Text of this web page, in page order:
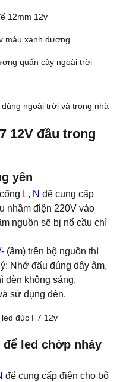
12V đầu trong
yên
L, N để cung cấp
nhầm điện 220V vào
nguồn sẽ bị nổ cầu chì
(âm) trên bộ nguồn thì
Nhớ đấu đúng dây âm,
đèn không sáng.
sử dụng đèn.
led chớp nháy
để cung cấp điện cho bộ